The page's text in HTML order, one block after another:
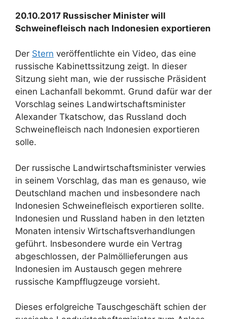
20.10.2017 Russischer Minister will
Schweinefleisch nach Indonesien exportieren
Der Stern veröffentlichte ein Video, das eine
russische Kabinettssitzung zeigt. In dieser
Sitzung sieht man, wie der russische Präsident
einen Lachanfall bekommt. Grund dafür war der
Vorschlag seines Landwirtschaftsminister
Alexander Tkatschow, das Russland doch
Schweinefleisch nach Indonesien exportieren
solle.
Der russische Landwirtschaftsminister verwies
in seinem Vorschlag, das man es genauso, wie
Deutschland machen und insbesondere nach
Indonesien Schweinefleisch exportieren sollte.
Indonesien und Russland haben in den letzten
Monaten intensiv Wirtschaftsverhandlungen
geführt. Insbesondere wurde ein Vertrag
abgeschlossen, der Palmöllieferungen aus
Indonesien im Austausch gegen mehrere
russische Kampfflugzeuge vorsieht.
Dieses erfolgreiche Tauschgeschäft schien der